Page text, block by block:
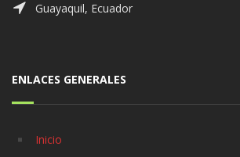
Guayaquil, Ecuador
ENLACES GENERALES
Inicio